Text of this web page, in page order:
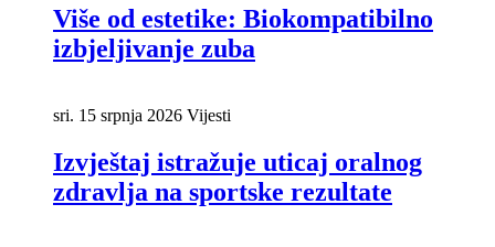
Više od estetike: Biokompatibilno
izbjeljivanje zuba
sri. 15 srpnja 2026 Vijesti
Izvještaj istražuje uticaj oralnog
zdravlja na sportske rezultate